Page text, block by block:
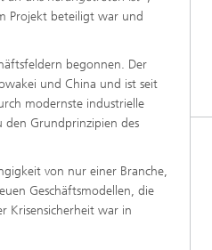
Projekt beteiligt war und
begonnen. Der
und China und ist seit
modernste industrielle
den Grundprinzipien des
von nur einer Branche,
Geschäftsmodellen, die
Krisensicherheit war in